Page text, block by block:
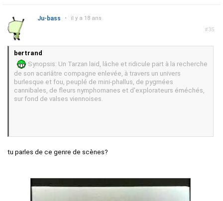
#35
Ju-bass • il y a 18 ans
bertrand
Synopsis: Un Tarzan laid, lâche et ridicule part à la recherche
de son acariâtre compagne enlevée, à travers un univers
burlesque et fou, peuplé de mini-phallus, de pygmées
cannibales, de fleurs nymphomanes et d'explorateurs éméchés,
sur fond de valses viennoises.
tu parles de ce genre de scènes?